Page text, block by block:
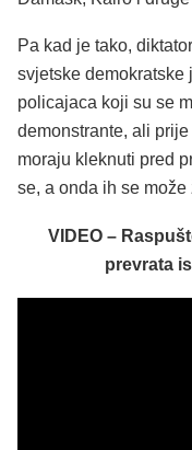
Pa kad je tako,
svjetske demokratske
policajaca koji su se
demonstrante, ali
moraju kleknuti pred
se, a onda ih se može
VIDEO –
prevrata